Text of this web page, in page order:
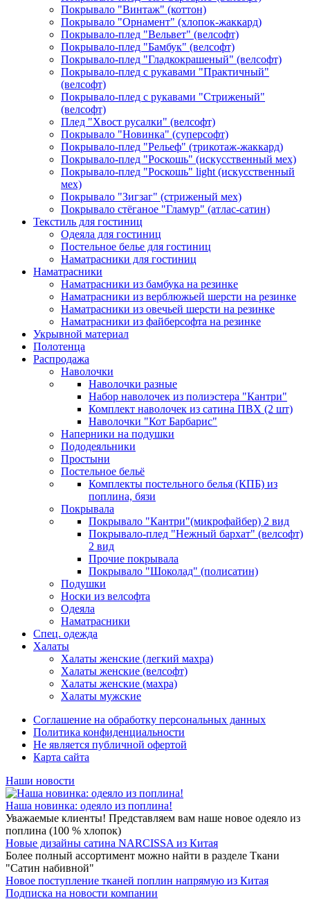
Покрывало "Винтаж" (коттон)
Покрывало "Орнамент" (хлопок-жаккард)
Покрывало-плед "Вельвет" (велсофт)
Покрывало-плед "Бамбук" (велсофт)
Покрывало-плед "Гладкокрашеный" (велсофт)
Покрывало-плед с рукавами "Практичный"
(велсофт)
Покрывало-плед с рукавами "Стриженый"
(велсофт)
Плед "Хвост русалки" (велсофт)
Покрывало "Новинка" (суперсофт)
Покрывало-плед "Рельеф" (трикотаж-жаккард)
Покрывало-плед "Роскошь" (искусственный мех)
Покрывало-плед "Роскошь" light (искусственный
мех)
Покрывало "Зигзаг" (стриженый мех)
Покрывало стёганое "Гламур" (атлас-сатин)
Текстиль для гостиниц
Одеяла для гостиниц
Постельное белье для гостиниц
Наматрасники для гостиниц
Наматрасники
Наматрасники из бамбука на резинке
Наматрасники из верблюжьей шерсти на резинке
Наматрасники из овечьей шерсти на резинке
Наматрасники из файберсофта на резинке
Укрывной материал
Полотенца
Распродажа
Наволочки
Наволочки разные
Набор наволочек из полиэстера "Кантри"
Комплект наволочек из сатина ПВХ (2 шт)
Наволочки "Кот Барбарис"
Наперники на подушки
Пододеяльники
Простыни
Постельное бельё
Комплекты постельного белья (КПБ) из
поплина, бязи
Покрывала
Покрывало "Кантри"(микрофайбер) 2 вид
Покрывало-плед "Нежный бархат" (велсофт)
2 вид
Прочие покрывала
Покрывало "Шоколад" (полисатин)
Подушки
Носки из велсофта
Одеяла
Наматрасники
Спец. одежда
Халаты
Халаты женские (легкий махра)
Халаты женские (велсофт)
Халаты женские (махра)
Халаты мужские
Соглашение на обработку персональных данных
Политика конфиденциальности
Не является публичной офертой
Карта сайта
Наши новости
Наша новинка: одеяло из поплина!
Уважаемые клиенты! Представляем вам наше новое одеяло из
поплина (100 % хлопок)
Новые дизайны сатина NARCISSA из Китая
Более полный ассортимент можно найти в разделе Ткани
"Сатин набивной"
Новое поступление тканей поплин напрямую из Китая
Подписка на новости компании